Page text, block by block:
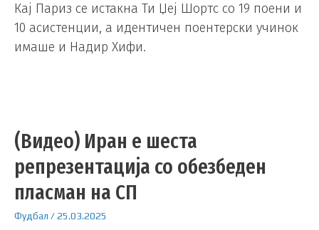
Кај Париз се истакна Ти Џеј Шортс со 19 поени и
10 асистенции, а идентичен поентерски учинок
имаше и Надир Хифи.
(Видео) Иран е шеста
репрезентација со обезбеден
пласман на СП
Фудбал /25.03.2025